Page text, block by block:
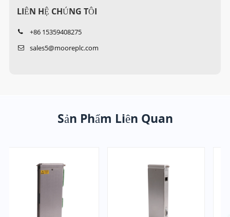
LIÊN HỆ CHÚNG TÔI
+86 15359408275
sales5@mooreplc.com
Sản Phẩm Liên Quan